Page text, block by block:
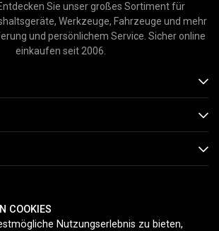
Sie unser großes Sortiment für
Werkzeuge, Fahrzeuge und mehr
und persönlichem Service. Sicher online
einkaufen seit 2006.
ZAHLUNGSMETHODEN
COOKIES
Nutzungserlebnis zu bieten,